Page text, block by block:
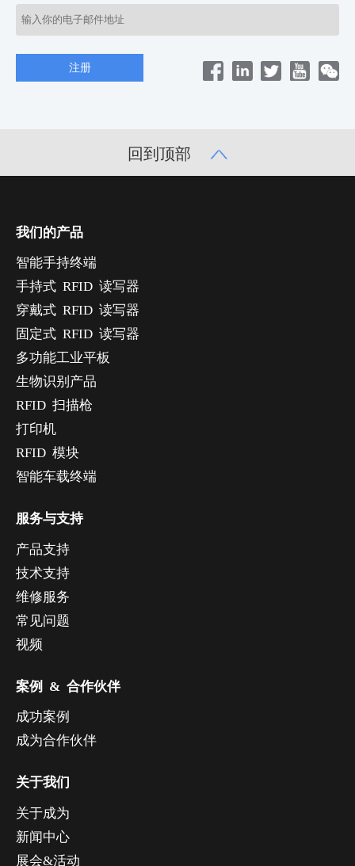
回到顶部
我们的产品
智能手持终端
手持式 RFID 读写器
穿戴式 RFID 读写器
固定式 RFID 读写器
多功能工业平板
生物识别产品
RFID 扫描枪
打印机
RFID 模块
智能车载终端
服务与支持
产品支持
技术支持
维修服务
常见问题
视频
案例 & 合作伙伴
成功案例
成为合作伙伴
关于我们
关于成为
新闻中心
展会&活动